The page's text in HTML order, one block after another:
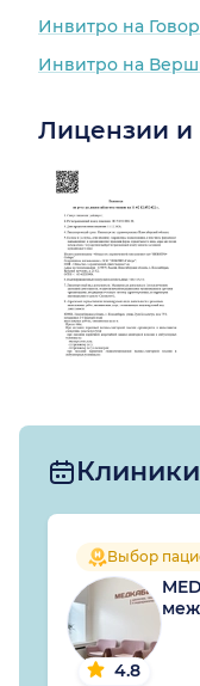
почек, если не
препараты)?
И вообще
узи,
3 минуты?
Инвитро на
Инвитро на
Лицензии и
Выбор
4.8